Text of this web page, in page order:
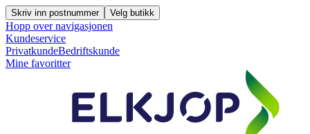
Skriv inn postnummer Velg butikk
Hopp over navigasjonen
Kundeservice
PrivatkundeBedriftskunde
Mine favoritter